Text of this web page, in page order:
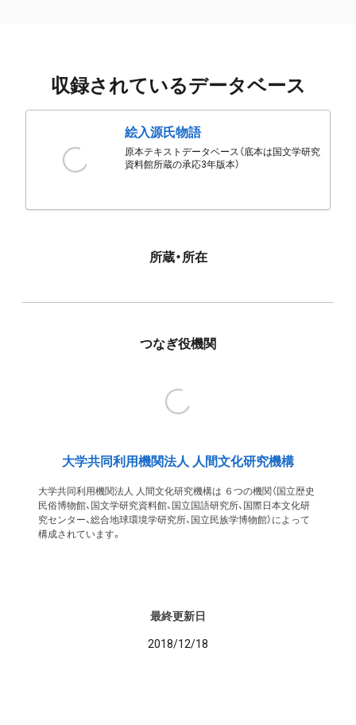
収録されているデータベース
絵入源氏物語
原本テキストデータベース（底本は国文学研究
資料館所蔵の承応3年版本）
所蔵・所在
つなぎ役機関
大学共同利用機関法人 人間文化研究機構
大学共同利用機関法人 人間文化研究機構は ６つの機関（国立歴史
民俗博物館、国文学研究資料館、国立国語研究所、国際日本文化研
究センター、総合地球環境学研究所、国立民族学博物館）によって
構成されています。
最終更新日
2018/12/18